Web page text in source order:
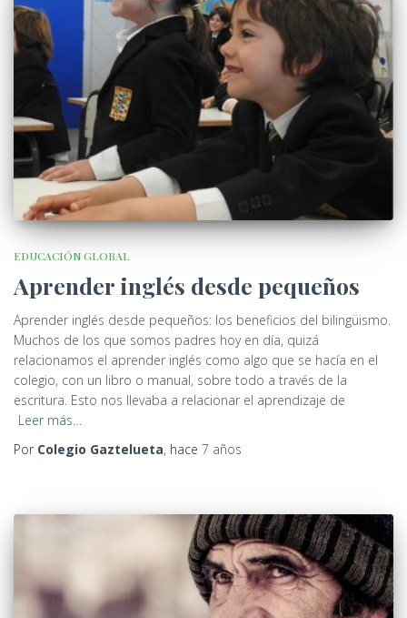
EDUCACIÓN GLOBAL
Aprender inglés desde pequeños
Aprender inglés desde pequeños: los beneficios del bilingüismo.
Muchos de los que somos padres hoy en día, quizá
relacionamos el aprender inglés como algo que se hacía en el
colegio, con un libro o manual, sobre todo a través de la
escritura. Esto nos llevaba a relacionar el aprendizaje de
Leer más…
Por Colegio Gaztelueta, hace 7 años